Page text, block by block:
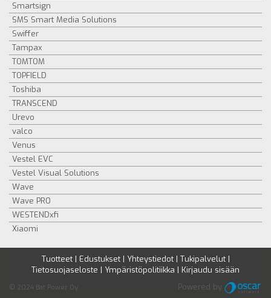
Smartsign
SMS Smart Media Solutions
Swiffer
Tampax
TOMTOM
TOPFIELD
Toshiba
TRANSCEND
Urevo
valco
Venus
Vestel EVC
Vestel Visual Solutions
Wave
Wave PRO
WESTENDxfi
Xiaomi
Tuotteet| Edustukset| Yhteystiedot| Tukipalvelut|
Tietosuojaseloste | Ympäristöpolitiikka | Kirjaudu sisään
© 2024 Bat Power Oy Powered by